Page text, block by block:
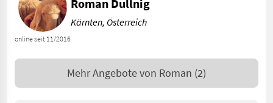
online seit 11/2016
Roman Dullnig
Kärnten, Österreich
Mehr Angebote von Roman (2)